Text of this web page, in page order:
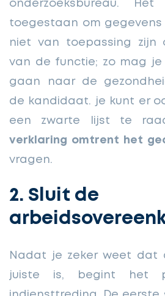
onderzoeksbureau.
toegestaan om
niet van toepassing zijn
van de functie; zo mag
gaan naar de
de kandidaat. je kunt er
een zwarte lijst te
verklaring omtrent het
vragen.
2. Sluit de
Nadat je zeker weet dat
juiste is, begint het